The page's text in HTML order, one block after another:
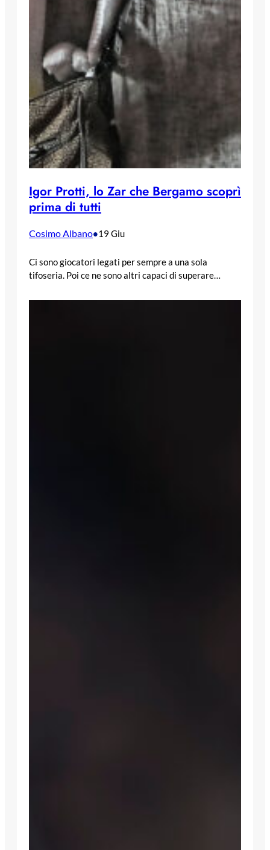
Igor Protti, lo Zar che Bergamo scoprì
prima di tutti
Cosimo Albano•19 Giu
Ci sono giocatori legati per sempre a una sola
tifoseria. Poi ce ne sono altri capaci di superare…